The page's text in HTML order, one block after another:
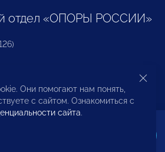
отдел «ОПОРЫ РОССИИ»
предпринимателей и
Они помогают нам понять,
с сайтом. Ознакомиться с
сайта.